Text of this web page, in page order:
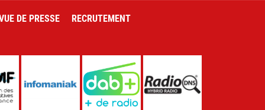
DE PRESSE RECRUTEMENT